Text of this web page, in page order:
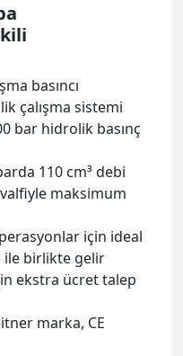
basıncı
çalışma sistemi
bar hidrolik basınç
110 cm³ debi
maksimum
için ideal
ile birlikte gelir
ekstra ücret talep
marka, CE